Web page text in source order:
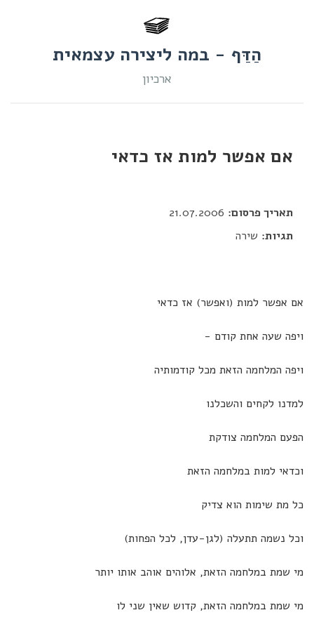
הַדַּף - במה ליצירה עצמאית
ארכיון
אם אפשר למות אז כדאי
תאריך פרסום:
תגיות: שירה
אם אפשר למות (ואפשר) אז כדאי
ויפה שעה אחת קודם -
ויפה המלחמה הזאת מכל קודמותיה
למדנו לקחים והשכלנו
הפעם המלחמה צודקת
וכדאי למות במלחמה הזאת
כל מת שימות הוא צדיק
וכל נשמה תתעלה (לגן-עדן, לכל הפחות)
מי שמת במלחמה הזאת, אלוהים אוהב אותו יותר
מי שמת במלחמה הזאת, קדוש שאין שני לו